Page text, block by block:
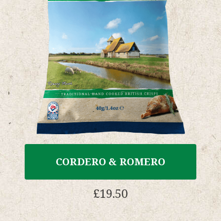
elegir
página
del
producto.
CORDERO & ROMERO
£19.50